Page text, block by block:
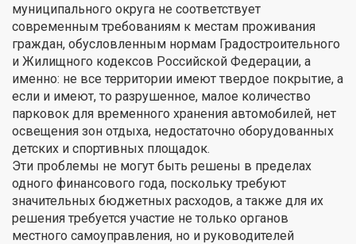
муниципального округа не соответствует
современным требованиям к местам проживания
граждан, обусловленным нормам Градостроительного
и Жилищного кодексов Российской Федерации, а
именно: не все территории имеют твердое покрытие, а
если и имеют, то разрушенное, малое количество
парковок для временного хранения автомобилей, нет
освещения зон отдыха, недостаточно оборудованных
детских и спортивных площадок.
Эти проблемы не могут быть решены в пределах
одного финансового года, поскольку требуют
значительных бюджетных расходов, а также для их
решения требуется участие не только органов
местного самоуправления, но и руководителей